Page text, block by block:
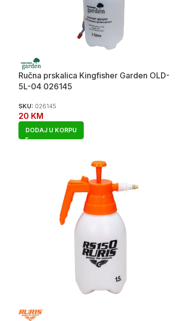
Ručna prskalica Kingfisher Garden OLD-
5L-04 026145
SKU: 026145
20 KM
DODAJ U KORPU